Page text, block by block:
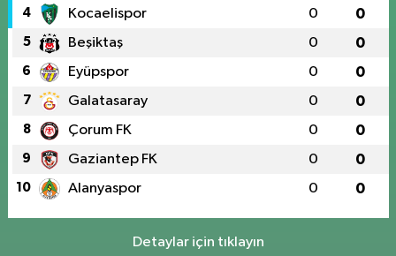
4 Kocaelispor 0 0
5 Beşiktaş 0 0
6 Eyüpspor 0 0
7 Galatasaray 0 0
8 Çorum FK 0 0
9 Gaziantep FK 0 0
10 Alanyaspor 0 0
Detaylar için tıklayın